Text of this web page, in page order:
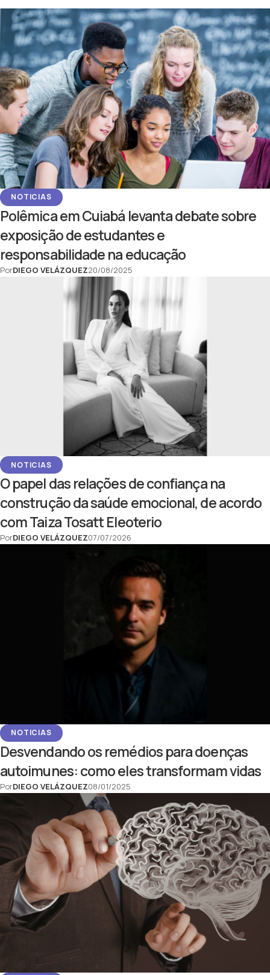
NOTICIAS
Polêmica em Cuiabá levanta debate sobre
exposição de estudantes e
responsabilidade na educação
PorDIEGO VELÁZQUEZ20/08/2025
NOTICIAS
O papel das relações de confiança na
construção da saúde emocional, de acordo
com Taiza Tosatt Eleoterio
PorDIEGO VELÁZQUEZ07/07/2026
NOTICIAS
Desvendando os remédios para doenças
autoimunes: como eles transformam vidas
PorDIEGO VELÁZQUEZ08/01/2025